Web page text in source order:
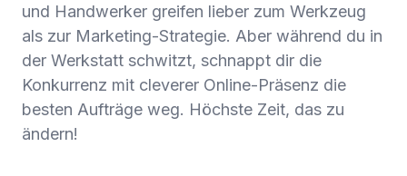
und Handwerker greifen lieber zum Werkzeug
als zur Marketing-Strategie. Aber während du in
der Werkstatt schwitzt, schnappt dir die
Konkurrenz mit cleverer Online-Präsenz die
besten Aufträge weg. Höchste Zeit, das zu
ändern!